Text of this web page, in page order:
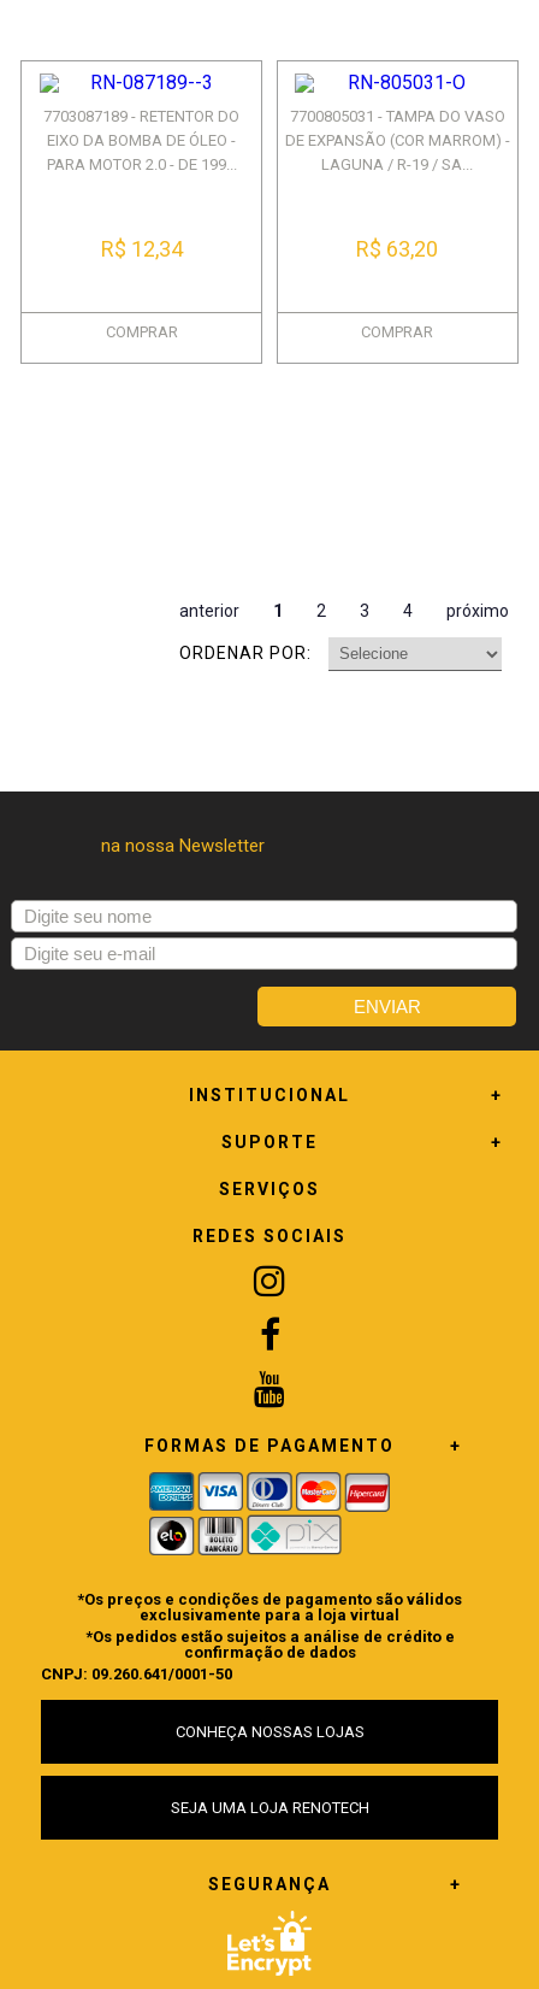
7703087189 - RETENTOR DO
EIXO DA BOMBA DE ÓLEO -
PARA MOTOR 2.0 - DE 199...
R$ 12,34
COMPRAR
7700805031 - TAMPA DO VASO
DE EXPANSÃO (COR MARROM) -
LAGUNA / R-19 / SA...
R$ 63,20
COMPRAR
anterior 1 2 3 4 próximo
ORDENAR POR:
INSTITUCIONAL
SUPORTE
SERVIÇOS
REDES SOCIAIS
FORMAS DE PAGAMENTO
*Os preços e condições de pagamento são válidos
exclusivamente para a loja virtual
*Os pedidos estão sujeitos a análise de crédito e
confirmação de dados
CNPJ: 09.260.641/0001-50
CONHEÇA NOSSAS LOJAS
SEJA UMA LOJA RENOTECH
SEGURANÇA